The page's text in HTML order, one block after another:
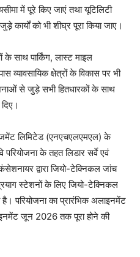
में पूरे किए जाएं तथा यूटिलिटी
को भी शीघ्र पूरा किया जाए।
के साथ पार्किंग, लास्ट माइल
व्यावसायिक क्षेत्रों के विकास पर भी
से जुड़े सभी हितधारकों के साथ
लिमिटेड (एनएचएलएमएल) के
परियोजना के तहत लिडार सर्वे एवं
कंसेशनायर द्वारा जियो-टेक्निकल जांच
स्टेशनों के लिए जियो-टेक्निकल
है। परियोजना का प्रारंभिक अलाइनमेंट
जून 2026 तक पूरा होने की